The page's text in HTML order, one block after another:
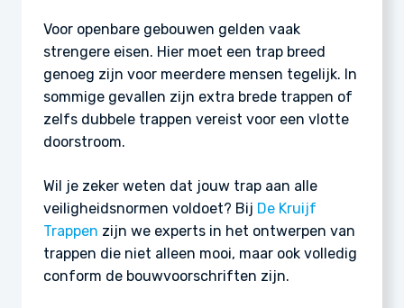
Voor openbare gebouwen gelden vaak
strengere eisen. Hier moet een trap breed
genoeg zijn voor meerdere mensen tegelijk. In
sommige gevallen zijn extra brede trappen of
zelfs dubbele trappen vereist voor een vlotte
doorstroom.
Wil je zeker weten dat jouw trap aan alle
veiligheidsnormen voldoet? Bij De Kruijf
Trappen zijn we experts in het ontwerpen van
trappen die niet alleen mooi, maar ook volledig
conform de bouwvoorschriften zijn.